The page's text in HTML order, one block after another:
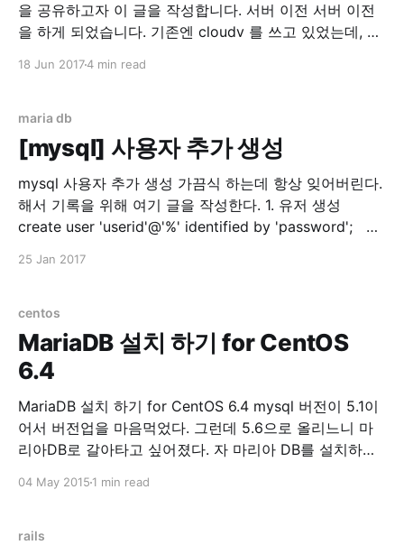
을 공유하고자 이 글을 작성합니다. 서버 이전 서버 이전
을 하게 되었습니다. 기존엔 cloudv 를 쓰고 있었는데, 같
18 Jun 20174 min read
maria db
[mysql] 사용자 추가 생성
mysql 사용자 추가 생성 가끔식 하는데 항상 잊어버린다.
해서 기록을 위해 여기 글을 작성한다. 1. 유저 생성
create user 'userid'@'%' identified by 'password'; 2.
25 Jan 2017
centos
MariaDB 설치 하기 for CentOS
6.4
MariaDB 설치 하기 for CentOS 6.4 mysql 버전이 5.1이
어서 버전업을 마음먹었다. 그런데 5.6으로 올리느니 마
리아DB로 갈아타고 싶어졌다. 자 마리아 DB를 설치하자.
server 2. 기존 mysql 디렉토리를 제거한다. 여기서는 백
/var/lib/mysql /var/lib/
04 May 2015 1 min read
rails